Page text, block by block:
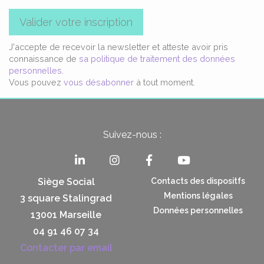
Valider votre inscription
J'accepte de recevoir la newsletter et atteste avoir pris
connaissance de sa politique de traitement des données
personnelles
Vous pouvez vous désabonner à tout moment.
Suivez-nous :
Siège Social
3 square Stalingrad
13001 Marseille
04 91 46 07 34
Contacter par email
Contacts des dispositfs
Mentions légales
Données personnelles